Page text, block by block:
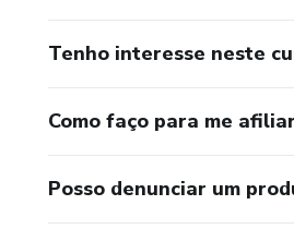
Tenho interesse neste
Como faço para me
Posso denunciar um